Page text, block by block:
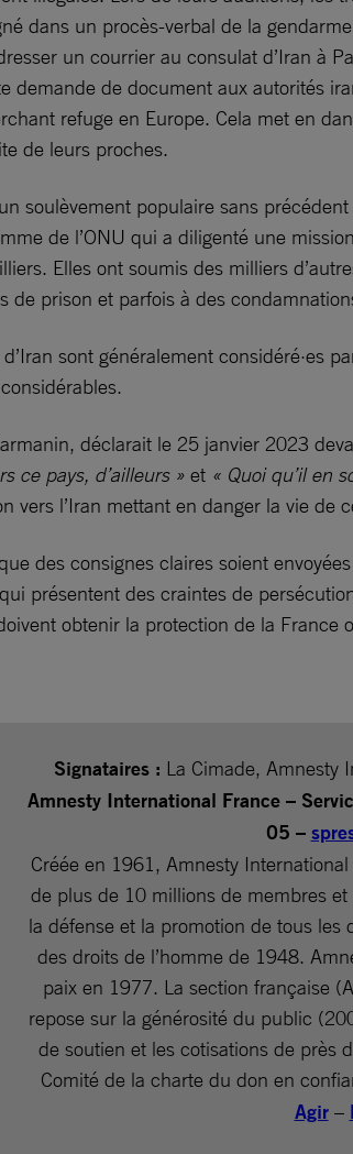
dans un procès-verbal de la
un courrier au consulat d’Iran à
demande de document aux autorités
refuge en Europe. Cela met en
de leurs proches.
soulèvement populaire sans
de l’ONU qui a diligenté une
Elles ont soumis des milliers
de prison et parfois à des
sont généralement
déclarait le 25 janvier 2023
ce pays, d’ailleurs » et « Quoi qu’il en
vers l’Iran mettant en danger la vie de
des consignes claires soient
présentent des craintes de
obtenir la protection de la France
Signataires : La Cimade, Amnesty
Amnesty International France –
05 –
Créée en 1961, Amnesty
de plus de 10 millions de membres
la défense et la promotion de tous
des droits de l’homme de 1948.
paix en 1977. La section française
repose sur la générosité du public
de soutien et les cotisations de près
Comité de la charte du don en
Agir–